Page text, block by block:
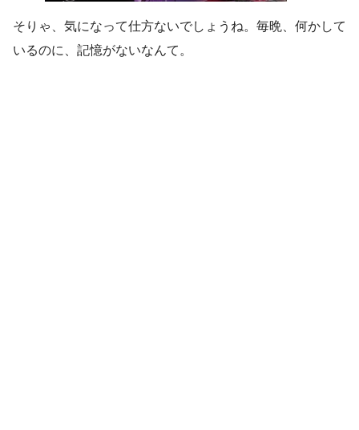
そりゃ、気になって仕方ないでしょうね。毎晩、何かして
いるのに、記憶がないなんて。